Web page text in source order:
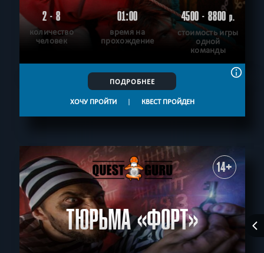
2 - 8
количество
человек
01:00
время на
прохождение
4500 - 8800р.
стоимость игры
одной
команды
ПОДРОБНЕЕ
ХОЧУ ПРОЙТИ | КВЕСТ ПРОЙДЕН
14+
ТЮРЬМА «ФОРТ»